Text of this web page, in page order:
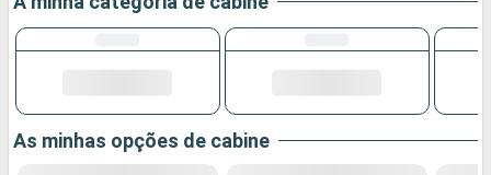
As minhas opções de cabine